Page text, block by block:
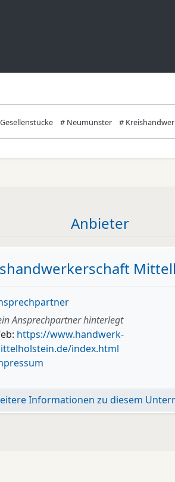
# Neumünster #
Anbieter
Ansprechpartner hinterlegt
https://www.handwerk-
index.html
Informationen zu diesem